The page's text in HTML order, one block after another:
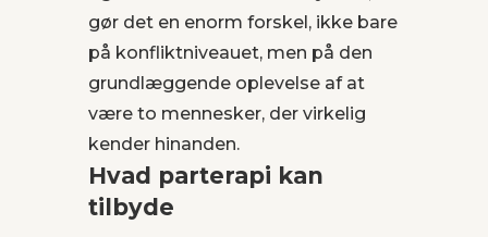
gør det en enorm forskel, ikke bare
på konfliktniveauet, men på den
grundlæggende oplevelse af at
være to mennesker, der virkelig
kender hinanden.
Hvad parterapi kan
tilbyde